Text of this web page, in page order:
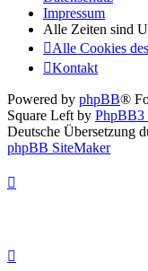
Impressum
Alle Zeiten sind
Alle Cookies
Kontakt
Powered by phpBB®
Square Left by PhpBB3
Deutsche Übersetzung
phpBB SiteMaker